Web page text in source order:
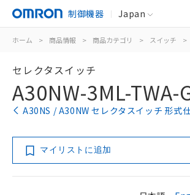
制御機器 Japan
ホーム > 商品情報 > 商品カテゴリ > スイッチ >
セレクタスイッチ
A30NW-3ML-TWA-
A30NS / A30NW セレクタスイッチ 形式
マイリストに追加